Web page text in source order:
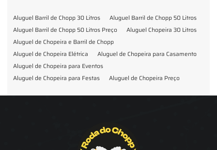
Aluguel Barril de Chopp 30 Litros
Aluguel Barril de Chopp 50 Litros
Aluguel Barril de Chopp 50 Litros Preço
Aluguel Chopeira 30 Litros
Aluguel de Chopeira e Barril de Chopp
Aluguel de Chopeira Elétrica
Aluguel de Chopeira para Casamento
Aluguel de Chopeira para Eventos
Aluguel de Chopeira para Festas
Aluguel de Chopeira Preço
Chopp Festas e Eventos
Chopp Pilsen
Fornecedor Barril de Chopp